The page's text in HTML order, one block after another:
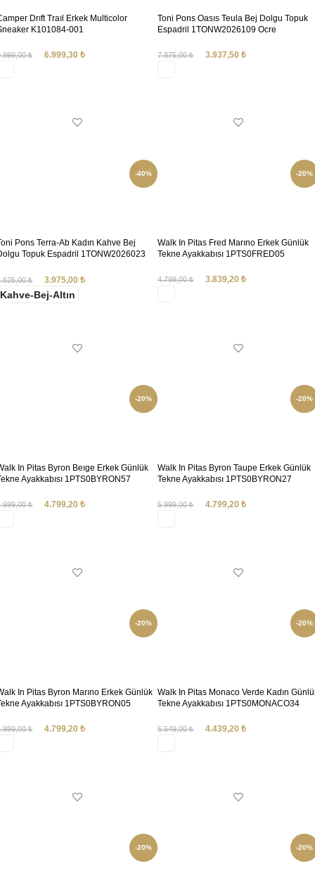
Drıft Traıl Erkek Multicolor
K101084-001
₺ 6.999,30 ₺
Toni Pons Oasıs Teula Bej Dolgu Topuk
Espadril 1TONW2026109 Ocre
7.875,00₺ 3.937,50 ₺
-40%
Pons Terra-Ab Kadın Kahve Bej
Topuk Espadril 1TONW2026023
₺ 3.975,00 ₺
Kahve-Bej-Altın
-20%
Walk In Pitas Fred Marıno Erkek Günlük
Tekne Ayakkabısı 1PTS0FRED05
4.799,00₺ 3.839,20 ₺
-20%
In Pitas Byron Beıge Erkek Günlük
Ayakkabısı 1PTS0BYRON57
₺ 4.799,20 ₺
-20%
Walk In Pitas Byron Taupe Erkek Günlük
Tekne Ayakkabısı 1PTS0BYRON27
5.999,00₺ 4.799,20 ₺
-20%
In Pitas Byron Marıno Erkek Günlük
Ayakkabısı 1PTS0BYRON05
₺ 4.799,20 ₺
-20%
Walk In Pitas Monaco Verde Kadın
Tekne Ayakkabısı 1PTS0MONACO34
5.549,00₺ 4.439,20 ₺
-20% -20%